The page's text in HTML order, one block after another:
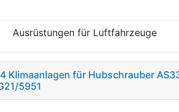
Ausrüstungen für Luftfahrzeuge
Klimaanlagen für Hubschrauber
5951